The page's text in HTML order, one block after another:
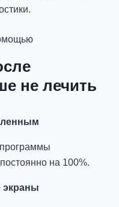
не лечить
программы
на 100%.
экраны